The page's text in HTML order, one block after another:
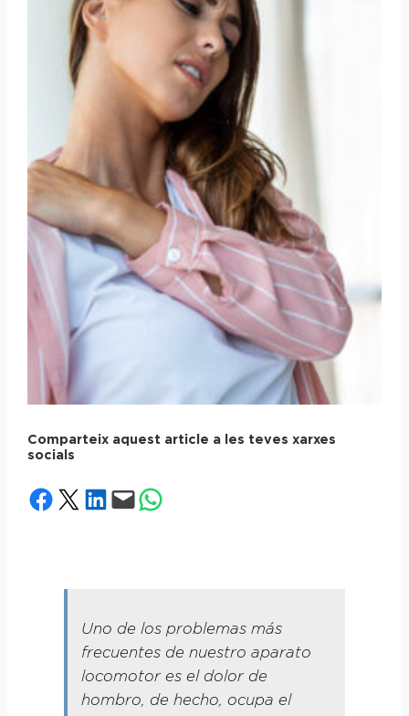
Comparteix aquest article a les teves xarxes
socials
Share on Facebook
Share on X Share on LinkedIn
Email this PageShare on WhatsApp
Uno de los problemas más
frecuentes de nuestro aparato
locomotor es el dolor de
hombro, de hecho, ocupa el